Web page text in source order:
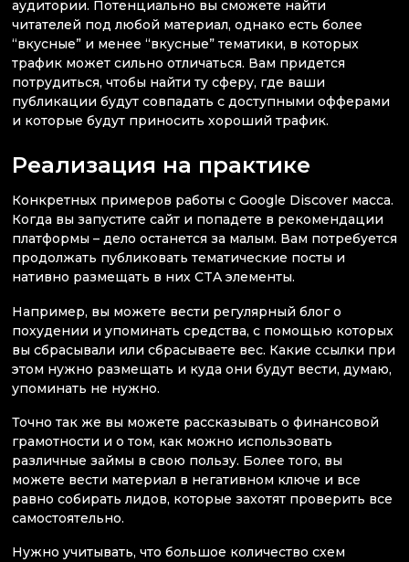
аудитории. Потенциально вы сможете найти
читателей под любой материал, однако есть более
“вкусные” и менее “вкусные” тематики, в которых
трафик может сильно отличаться. Вам придется
потрудиться, чтобы найти ту сферу, где ваши
публикации будут совпадать с доступными офферами
и которые будут приносить хороший трафик.
Реализация на практике
Конкретных примеров работы с Google Discover масса.
Когда вы запустите сайт и попадете в рекомендации
платформы – дело останется за малым. Вам потребуется
продолжать публиковать тематические посты и
нативно размещать в них CTA элементы.
Например, вы можете вести регулярный блог о
похудении и упоминать средства, с помощью которых
вы сбрасывали или сбрасываете вес. Какие ссылки при
этом нужно размещать и куда они будут вести, думаю,
упоминать не нужно.
Точно так же вы можете рассказывать о финансовой
грамотности и о том, как можно использовать
различные займы в свою пользу. Более того, вы
можете вести материал в негативном ключе и все
равно собирать лидов, которые захотят проверить все
самостоятельно.
Нужно учитывать, что большое количество схем